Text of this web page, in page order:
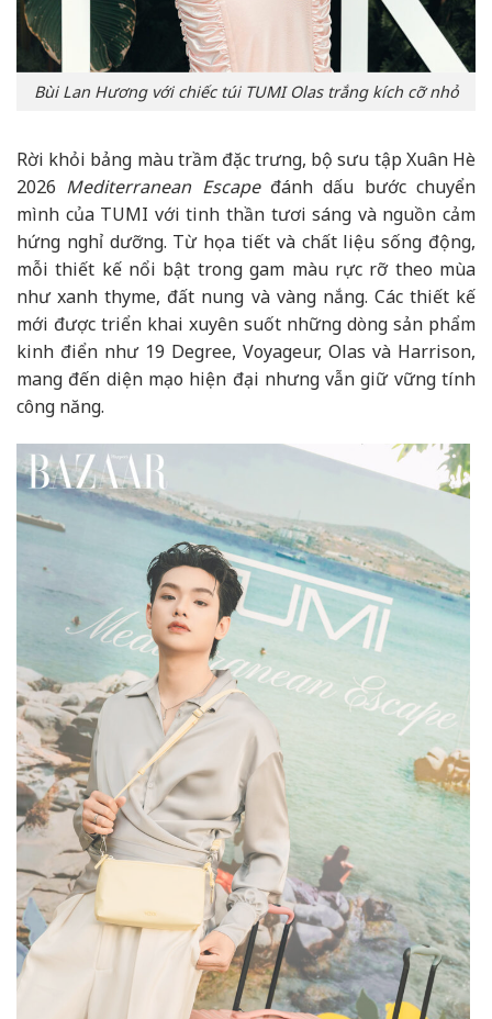
Bùi Lan Hương với chiếc túi TUMI Olas trắng kích cỡ nhỏ
Rời khỏi bảng màu trầm đặc trưng, bộ sưu tập Xuân Hè
2026 Mediterranean Escapeđánh dấu bước chuyển
mình của TUMI với tinh thần tươi sáng và nguồn cảm
hứng nghỉ dưỡng. Từ họa tiết và chất liệu sống động,
mỗi thiết kế nổi bật trong gam màu rực rỡ theo mùa
như xanh thyme, đất nung và vàng nắng. Các thiết kế
mới được triển khai xuyên suốt những dòng sản phẩm
kinh điển như 19 Degree, Voyageur, Olas và Harrison,
mang đến diện mạo hiện đại nhưng vẫn giữ vững tính
công năng.